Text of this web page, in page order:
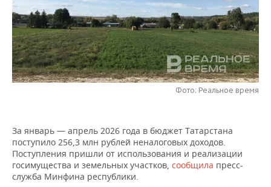
НЕФТЬ
ОПК
ЭНЕРГЕТИКА
РОЗНИЧНАЯ ТОРГОВЛЯ
ТРАНСПОРТ
УСЛУГИ
НОВОСТИ ТЕХНОЛОГИЙ
IT
МЕДИА
МЕРОПРИЯТИЯ
НОВОСТИ МЕРОПРИЯТИЙ
ВЫЕЗДНАЯ РЕДАКЦИЯ
ОТКРЫТАЯ ЛЕКЦИЯ
СПОРТ
НОВОСТИ СПОРТА
БАСКЕТБОЛ
ВОЛЕЙБОЛ
ОБЩЕСТВО
ИНФРАСТРУКТУРА
ИСТОРИЯ
СПРАВОЧНИК
СПИСОК ПЕРСОН
ПОЛНАЯ ВЕРСИЯ
Фото: Реальное время
За январь — апрель 2026 года в бюджет Татарстана
поступило 256,3 млн рублей неналоговых доходов.
Поступления пришли от использования и реализации
госимущества и земельных участков, сообщила пресс-
служба Минфина республики.